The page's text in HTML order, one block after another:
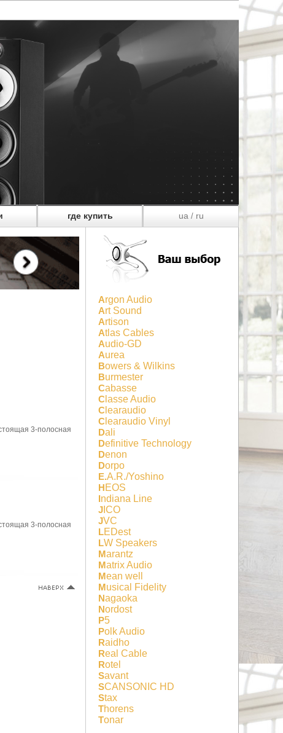
где купить ua/ ru
3-полосная
3-полосная
Argon Audio
Art Sound
Artison
Atlas Cables
Audio-GD
Aurea
Bowers & Wilkins
Burmester
Cabasse
Classe Audio
Clearaudio
Clearaudio Vinyl
Dali
Definitive Technology
Denon
Dorpo
E.A.R./Yoshino
HEOS
Indiana Line
JICO
JVC
LEDest
LW Speakers
Marantz
Matrix Audio
Mean well
Musical Fidelity
Nagaoka
Nordost
P5
Polk Audio
Raidho
Real Cable
Rotel
Savant
SCANSONIC HD
Stax
Thorens
Tonar